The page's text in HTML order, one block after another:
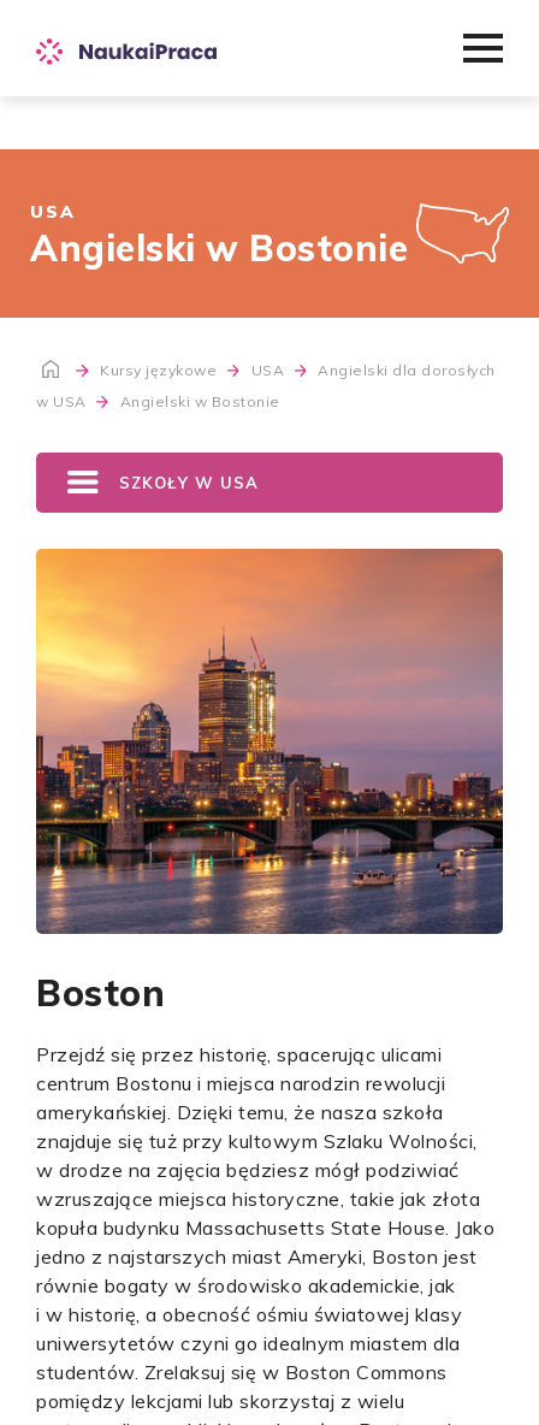
USA
Angielski w Bostonie
Kursy językowe USA
Angielski dla dorosłych
w USA
Angielski w Bostonie
SZKOŁY W USA
Boston
Przejdź się przez historię, spacerując ulicami
centrum Bostonu i miejsca narodzin rewolucji
amerykańskiej. Dzięki temu, że nasza szkoła
znajduje się tuż przy kultowym Szlaku Wolności,
w drodze na zajęcia będziesz mógł podziwiać
wzruszające miejsca historyczne, takie jak złota
kopuła budynku Massachusetts State House. Jako
jedno z najstarszych miast Ameryki, Boston jest
równie bogaty w środowisko akademickie, jak
i w historię, a obecność ośmiu światowej klasy
uniwersytetów czyni go idealnym miastem dla
studentów. Zrelaksuj się w Boston Commons
pomiędzy lekcjami lub skorzystaj z wielu